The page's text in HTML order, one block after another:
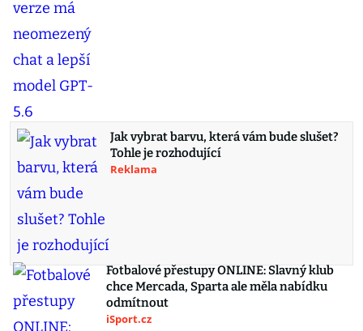
Jak vybrat barvu, která vám bude slušet?
Tohle je rozhodující
Reklama
Fotbalové přestupy ONLINE: Slavný klub
chce Mercada, Sparta ale měla nabídku
odmítnout
iSport.cz